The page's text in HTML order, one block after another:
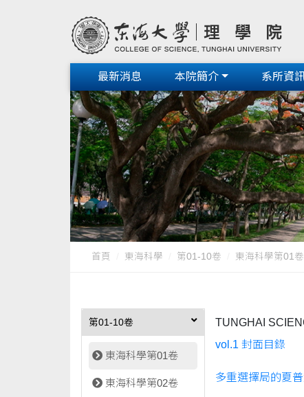
最新消息 本院簡介 系所資
首頁 東海科學 第01-10卷 東海科學第01卷
第01-10卷
東海科學第01卷
東海科學第02卷
TUNGHAI
vol.1 封面目錄
多重選擇局的夏